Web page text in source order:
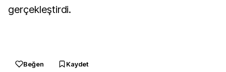
gerçekleştirdi.
Beğen Kaydet